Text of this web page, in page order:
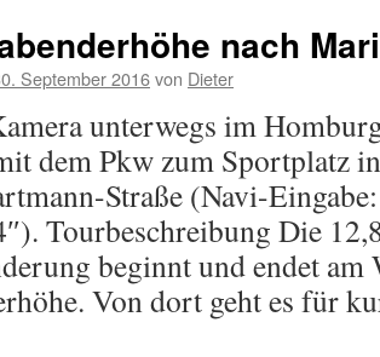
nach
September 2016von Dieter
unterwegs im
dem Pkw zum Sportplatz
Straße (Navi-
Tourbeschreibung Die
beginnt und endet
Von dort geht es für